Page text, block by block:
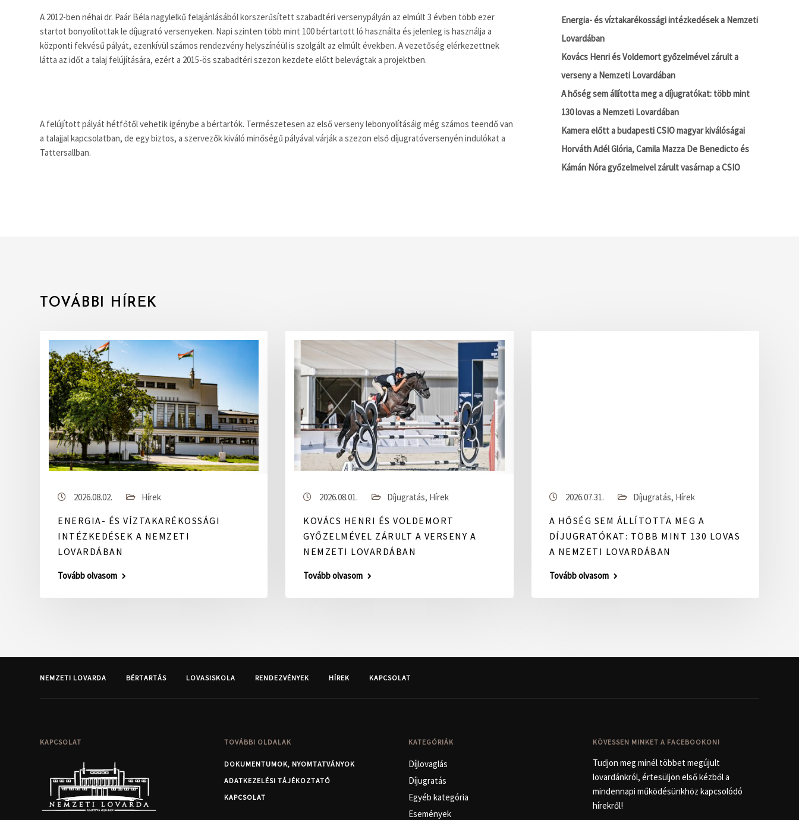
A 2012-ben néhai dr. Paár Béla nagylelkű felajánlásából korszerűsített szabadtéri versenypályán az elmúlt 3 évben több ezer
startot bonyolítottak le díjugrató versenyeken. Napi szinten több mint 100 bértartott ló használta és jelenleg is használja a
központi fekvésű pályát, ezenkívül számos rendezvény helyszínéül is szolgált az elmúlt években. A vezetőség elérkezettnek
látta az időt a talaj felújítására, ezért a 2015-ös szabadtéri szezon kezdete előtt belevágtak a projektben.
A felújított pályát hétfőtől vehetik igénybe a bértartók. Természetesen az első verseny lebonyolításáig még számos teendő van
a talajjal kapcsolatban, de egy biztos, a szervezők kiváló minőségű pályával várják a szezon első díjugratóversenyén indulókat a
Tattersallban.
Energia- és víztakarékossági intézkedések a Nemzeti
Lovardában
Kovács Henri és Voldemort győzelmével zárult a
verseny a Nemzeti Lovardában
A hőség sem állította meg a díjugratókat: több mint
130 lovas a Nemzeti Lovardában
Kamera előtt a budapesti CSIO magyar kiválóságai
Horváth Adél Glória, Camila Mazza De Benedicto és
Kámán Nóra győzelmeivel zárult vasárnap a CSIO
TOVÁBBI HÍREK
2026.08.02. Hírek
ENERGIA- ÉS VÍZTAKARÉKOSSÁGI
INTÉZKEDÉSEK A NEMZETI
LOVARDÁBAN
Tovább olvasom
2026.08.01. Díjugratás, Hírek
KOVÁCS HENRI ÉS VOLDEMORT
GYŐZELMÉVEL ZÁRULT A VERSENY A
NEMZETI LOVARDÁBAN
Tovább olvasom
2026.07.31. Díjugratás, Hírek
A HŐSÉG SEM ÁLLÍTOTTA MEG A
DÍJUGRATÓKAT: TÖBB MINT 130 LOVAS
A NEMZETI LOVARDÁBAN
Tovább olvasom
NEMZETI LOVARDA BÉRTARTÁS LOVASISKOLA RENDEZVÉNYEK HÍREK KAPCSOLAT
KAPCSOLAT TOVÁBBI OLDALAK
DOKUMENTUMOK, NYOMTATVÁNYOK
ADATKEZELÉSI TÁJÉKOZTATÓ
KAPCSOLAT
KATEGÓRIÁK
Díjlovaglás
Díjugratás
Egyéb kategória
Események
KÖVESSEN MINKET A FACEBOOKON!
Tudjon meg minél többet megújult
lovardánkról, értesüljön első kézből a
mindennapi működésünkhöz kapcsolódó
hírekről!